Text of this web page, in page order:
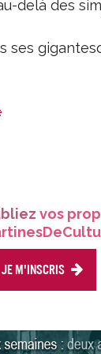
delà des
ses
vos
Je m'inscris